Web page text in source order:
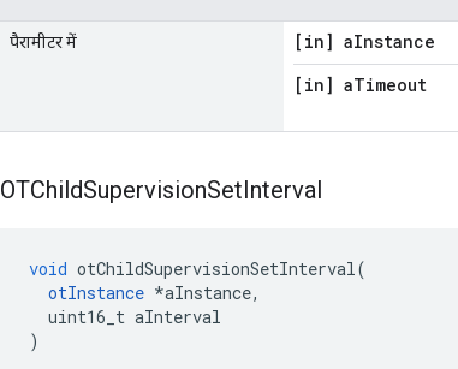
पैरामीटर में [in] aInstance
[in] aTimeout
OTChildSupervisionSetInterval
void otChildSupervisionSetInterval(
otInstance *aInstance,
uint16_t aInterval
)